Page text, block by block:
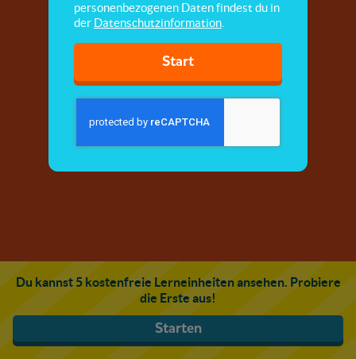
Du kannst 5 kostenfreie Lerneinheiten ansehen. Probiere
die Erste aus!
Starten
personenbezogenen Daten findest du in
der Datenschutzinformation
Start